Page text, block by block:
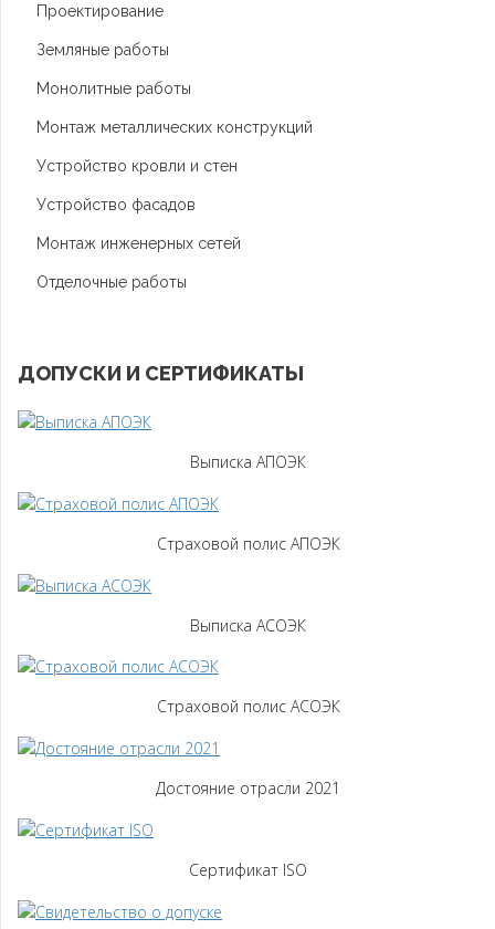
Проектирование
Земляные работы
Монолитные работы
Монтаж металлических конструкций
Устройство кровли и стен
Устройство фасадов
Монтаж инженерных сетей
Отделочные работы
ДОПУСКИ И СЕРТИФИКАТЫ
Выписка АПОЭК
Страховой полис АПОЭК
Выписка АСОЭК
Страховой полис АСОЭК
Достояние отрасли 2021
Сертификат ISO